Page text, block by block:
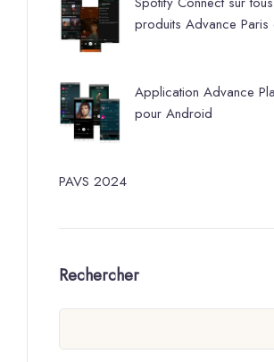
produits Advance Paris
Application Advance
pour Android
PAVS 2024
Rechercher